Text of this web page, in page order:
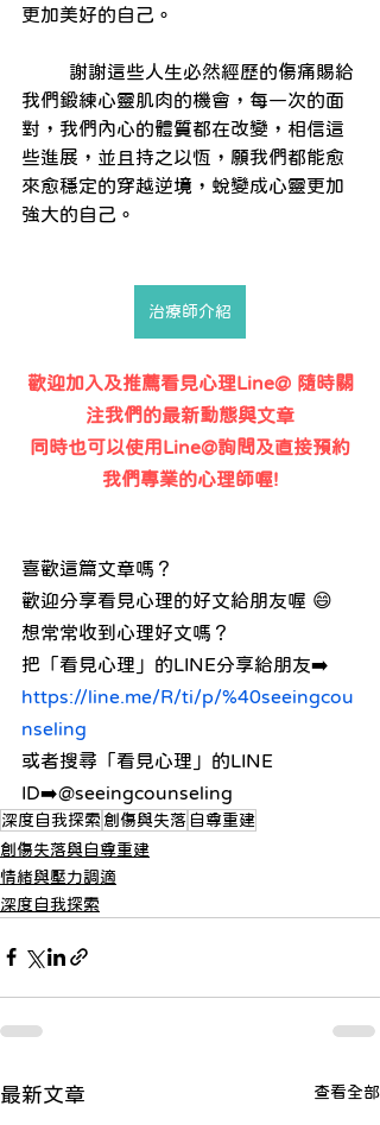
更加美好的自己。
我們鍛練心靈肌肉的機會，每一次的面
對，我們內心的體質都在改變，相信這
些進展，並且持之以恆，願我們都能愈
來愈穩定的穿越逆境，蛻變成心靈更加
強大的自己。
治療師介紹
歡迎加入及推薦看見心理Line@ 隨時關
注我們的最新動態與文章
同時也可以使用Line@詢問及直接預約
我們專業的心理師喔!
喜歡這篇文章嗎？
歡迎分享看見心理的好文給朋友喔 😄
想常常收到心理好文嗎？
把「看見心理」的LINE分享給朋友➡️
https://line.me/R/ti/p/%40seeingcou
nseling
或者搜尋「看見心理」的LINE
ID➡️@seeingcounseling
深度自我探索 創傷與失落 自尊重建
創傷失落與自尊重建
情緒與壓力調適
深度自我探索
最新文章 查看全部